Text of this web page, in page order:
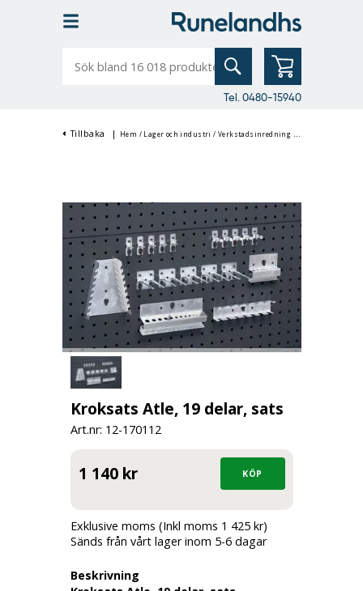
bland
Tel. 0480-15940
Tillbaka | Hem / Lager och industri / Verkstadsinredning
Kroksats Atle, 19 delar, sats
Art.nr: 12-170112
1 140 kr
Exklusive moms (Inkl moms 1 425 kr)
Sänds från vårt lager inom 5-6 dagar
Beskrivning